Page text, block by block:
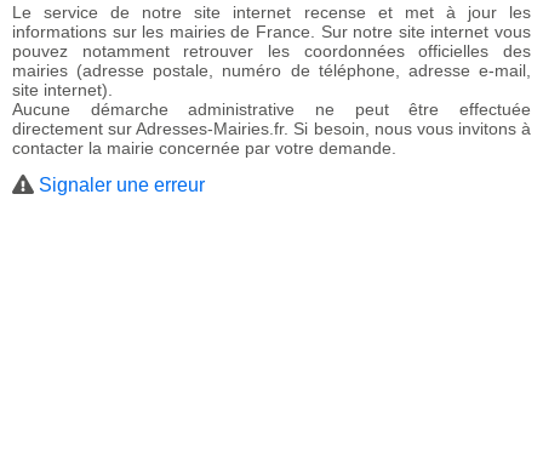
Le service de notre site internet recense et met à jour les
informations sur les mairies de France. Sur notre site internet vous
pouvez notamment retrouver les coordonnées officielles des
mairies (adresse postale, numéro de téléphone, adresse e-mail,
site internet).
Aucune démarche administrative ne peut être effectuée
directement sur Adresses-Mairies.fr. Si besoin, nous vous invitons à
contacter la mairie concernée par votre demande.
Signaler une erreur